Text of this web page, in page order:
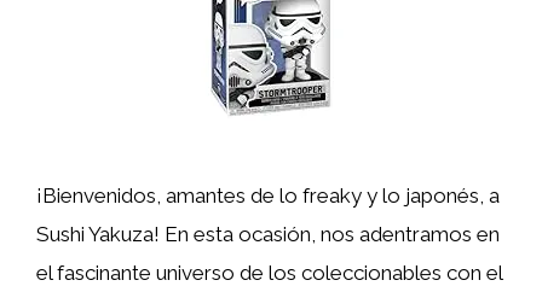
¡Bienvenidos, amantes de lo freaky y lo japonés, a
Sushi Yakuza! En esta ocasión, nos adentramos en
el fascinante universo de los coleccionables con el